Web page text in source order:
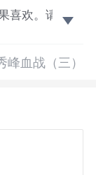
欢。请支持
么更好的金
血战（三）